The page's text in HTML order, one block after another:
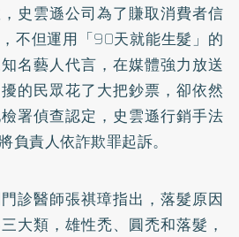
史雲遜公司為了賺取消費者信
不但運用「90天就能生髮」的
名藝人代言，在媒體強力放送
的民眾花了大把鈔票，卻依然
署偵查認定，史雲遜行銷手法
負責人依詐欺罪起訴。
診醫師張祺璋指出，落髮原因
大類，雄性禿、圓禿和落髮，